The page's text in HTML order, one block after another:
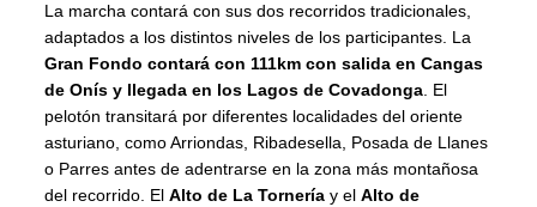
La marcha contará con sus dos recorridos tradicionales,
adaptados a los distintos niveles de los participantes. La
Gran Fondo contará con 111km con salida en Cangas
de Onís y llegada en los Lagos de Covadonga. El
pelotón transitará por diferentes localidades del oriente
asturiano, como Arriondas, Ribadesella, Posada de Llanes
o Parres antes de adentrarse en la zona más montañosa
del recorrido. El Alto de La Tornería y el Alto de